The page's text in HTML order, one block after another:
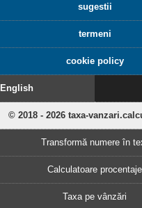
sugestii
termeni
cookie policy
English
© 2018 - 2026 taxa-
Transformă numere în
Calculatoare procentaje
Taxa pe vânzări